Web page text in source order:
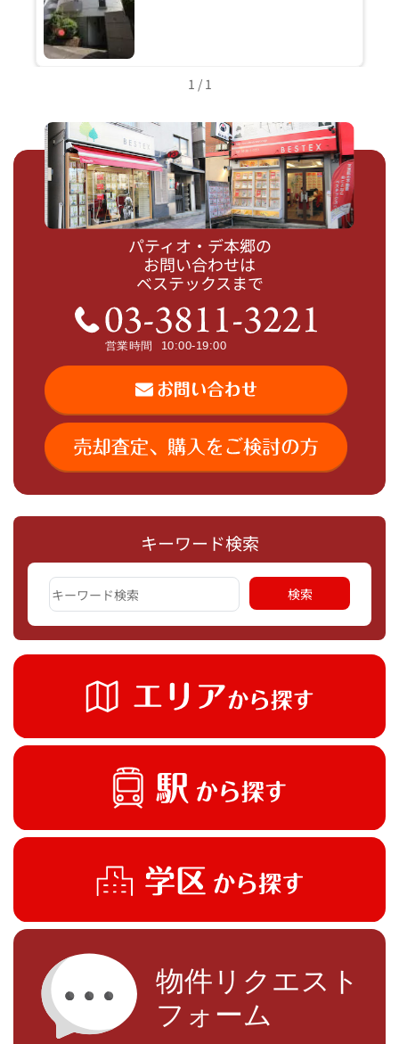
キーワード検索
1 / 1
パティオ・デ本郷の
お問い合わせは
ベステックスまで